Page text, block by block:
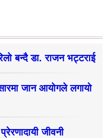
बन्दै डा. राजन भट्टराई
जान आयोगले लगायो
जीवनी